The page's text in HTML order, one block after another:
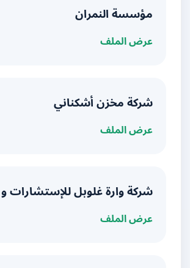
مؤسسة النمران
عرض الملف
شركة مخزن أشكناني
عرض الملف
شركة وارة غلوبل للإستشارات و
عرض الملف